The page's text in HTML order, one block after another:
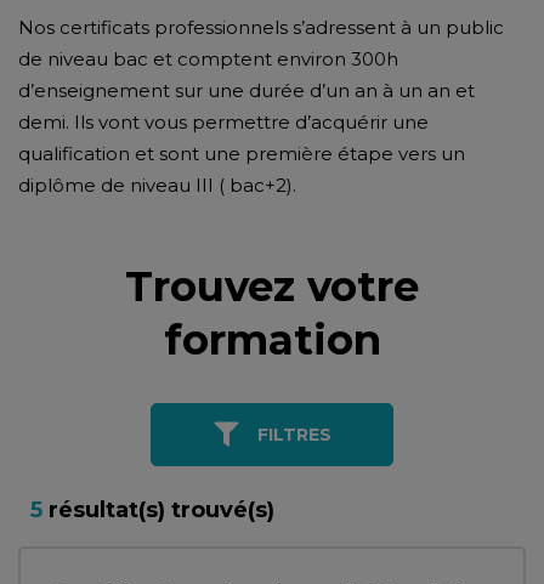
Nos certificats professionnels s’adressent à un public
de niveau bac et comptent environ 300h
d’enseignement sur une durée d’un an à un an et
demi. Ils vont vous permettre d’acquérir une
qualification et sont une première étape vers un
diplôme de niveau III ( bac+2).
Trouvez votre
formation
FILTRES
5 résultat(s) trouvé(s)